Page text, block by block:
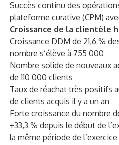
Succès continu des
plateforme curative (CPM)
Croissance de la clientèle
Croissance DDM de 21,6 %
nombre s’élève à 755 000
Nombre solide de nouveaux
de 110 000 clients
Taux de réachat très positifs
de clients acquis il y a un an
Forte croissance du nombre
+33,3 % depuis le début de
la même période de